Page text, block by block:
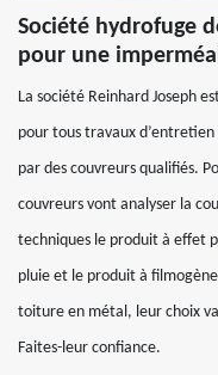
Société hydrofuge
pour une
La société Reinhard Joseph
pour tous travaux
par des couvreurs qualifiés.
couvreurs vont analyser la
techniques le produit à effet
pluie et le produit à
toiture en métal, leur choix
Faites-leur confiance.